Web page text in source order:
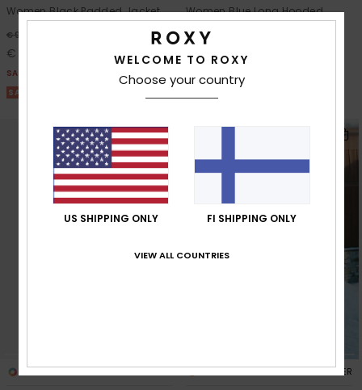
Women Black Padded Jacket
€ 90,00
€ 33,75
SALE
SALE ON SALE 25% EXTRA
Women Blue Long Hooded
Puffa Jacket
€ 160,00
€ 72,00
SALE
1 RECYCLED FIBER
WELCOME TO ROXY
Choose your country
US SHIPPING ONLY FI SHIPPING ONLY
VIEW ALL COUNTRIES